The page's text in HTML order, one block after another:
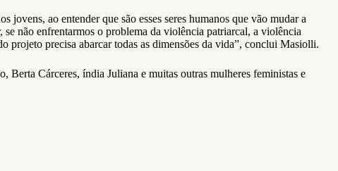
ao entender que são esses seres humanos que vão mudar a
não enfrentarmos o problema da violência patriarcal, a violência
projeto precisa abarcar todas as dimensões da vida”, conclui Masiolli.
Berta Cárceres, índia Juliana e muitas outras mulheres feministas e